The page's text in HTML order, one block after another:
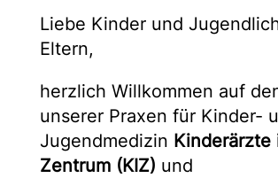
Liebe Kinder und
Eltern,
herzlich Willkommen auf
unserer Praxen für Kinder-
Jugendmedizin Kinderärzte
Zentrum (KIZ) und